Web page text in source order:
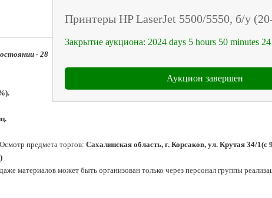
Принтеры HP LaserJet 5500/5550, б/у
Закрытие аукциона: 2024 days 5 hours 50 minutes 24
Аукцион завершен
- 28
предмета торгов: Сахалинская область, г. Корсаков, ул. Крутая 34/1(с
материалов может быть организован только через персонал группы